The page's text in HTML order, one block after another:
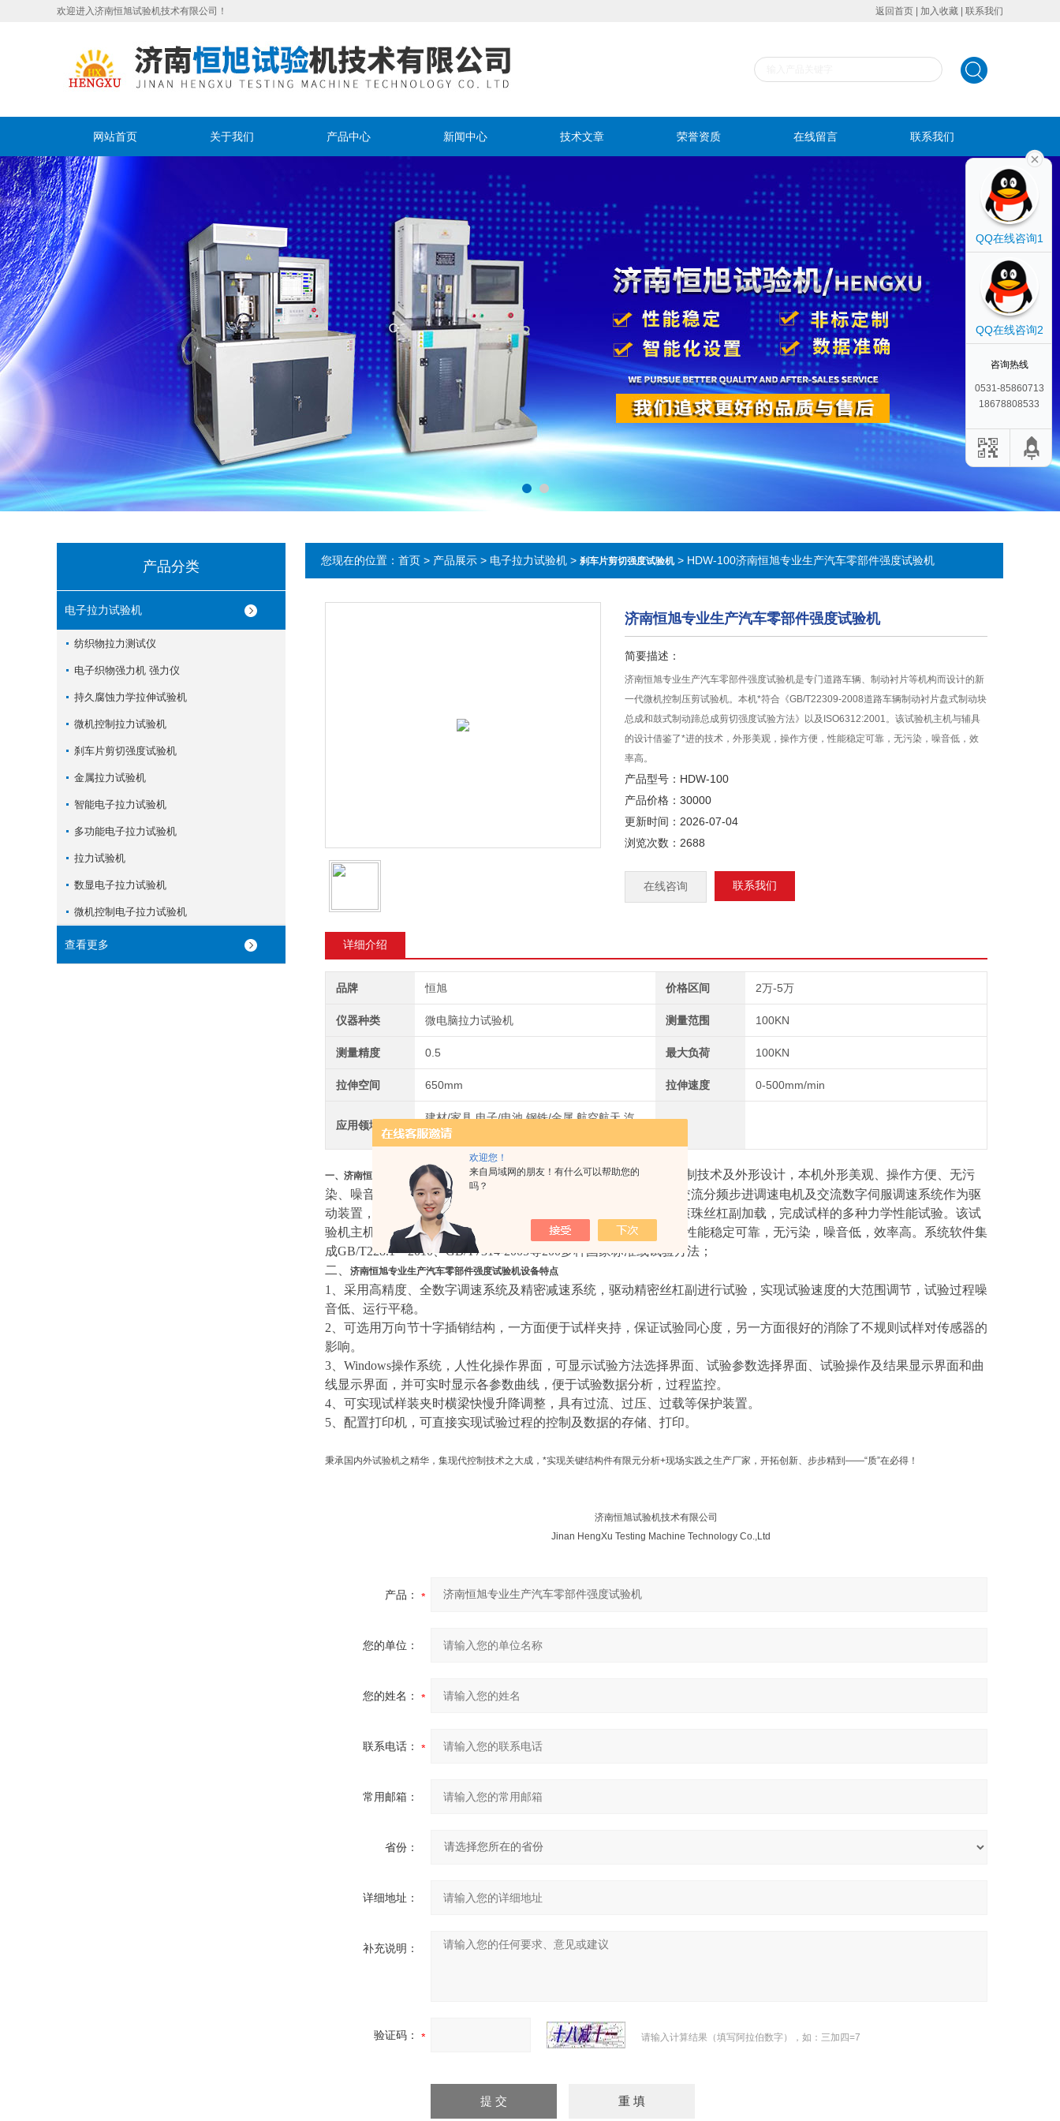
欢迎您！
来自局域网的朋友！有什么可以帮助您的
吗？
欢迎进入济南恒旭试验机技术有限公司！ 返回首页 加入收藏 联系我们
网站首页 关于我们 产品中心 新闻中心 技术文章 荣誉资质 在线留言 联系我们
产品分类
电子拉力试验机
纺织物拉力测试仪
电子织物强力机 强力仪
持久腐蚀力学拉伸试验机
微机控制拉力试验机
刹车片剪切强度试验机
金属拉力试验机
智能电子拉力试验机
多功能电子拉力试验机
拉力试验机
数显电子拉力试验机
微机控制电子拉力试验机
查看更多
您现在的位置： 首页 > 产品展示 > 电子拉力试验机 > 刹车片剪切强度试验机> HDW-100济南恒旭专业生产汽车零部件强度试验机
济南恒旭专业生产汽车零部件强度试验机
简要描述：
济南恒旭专业生产汽车零部件强度试验机是专门道路车辆、制动衬片等机构而设计的新
一代微机控制压剪试验机。本机*符合《GB/T22309-2008道路车辆制动衬片盘式制动块
总成和鼓式制动蹄总成剪切强度试验方法》以及ISO6312:2001。该试验机主机与辅具
的设计借鉴了*进的技术，外形美观，操作方便，性能稳定可靠，无污染，噪音低，效
率高。
产品型号：HDW-100
产品价格：30000
更新时间：2026-07-04
浏览次数：2688
在线咨询 联系我们
详细介绍
品牌 恒旭 价格区间 2万-5万
仪器种类 微电脑拉力试验机 测量范围 100KN
测量精度 0.5 最大负荷 100KN
拉伸空间 650mm 拉伸速度 0-500mm/min
应用领域
建材/家具,电子/电池,钢铁/金属,航空航天,汽
车及零部件
一、 济南恒旭专业生产汽车零部件强度试验机的设计融汇了*进试验设备的控制技术及外形设计，本机外形美观、操作方便、无污
染、噪音低，性能稳定可靠，具有比较宽的调速范围。该机采用交流分频步进调速电机及交流数字伺服调速系统作为驱
动装置，经圆弧同步带及圆弧同步带轮减速系统减速后带动精密滚珠丝杠副加载，完成试样的多种力学性能试验。该试
验机主机与辅具的设计借鉴了*进的技术，外形美观，操作方便，性能稳定可靠，无污染，噪音低，效率高。 系统软件集
成GB/T228.1－2010、GB/T7314-2005等200多种国家标准或试验方法；
二、
济南恒旭专业生产汽车零部件强度试验机设备特点
1、采用高精度、全数字调速系统及精密减速系统，驱动精密丝杠副进行试验，实现试验速度的大范围调节，试验过程噪
音低、运行平稳。
2、可选用万向节十字插销结构，一方面便于试样夹持，保证试验同心度，另一方面很好的消除了不规则试样对传感器的
影响。
3、Windows操作系统，人性化操作界面，可显示试验方法选择界面、试验参数选择界面、试验操作及结果显示界面和曲
线显示界面，并可实时显示各参数曲线，便于试验数据分析，过程监控。
4、可实现试样装夹时横梁快慢升降调整，具有过流、过压、过载等保护装置。
5、配置打印机，可直接实现试验过程的控制及数据的存储、打印。
秉承国内外试验机之精华，集现代控制技术之大成，*实现关键结构件有限元分析+现场实践之生产厂家，开拓创新、步步精到——“质”在必得！
济南恒旭试验机技术有限公司
Jinan HengXu Testing Machine Technology Co.,Ltd
产品：
您的单位：
您的姓名：
联系电话：
常用邮箱：
省份：
详细地址：
补充说明：
验证码： 请输入计算结果（填写阿拉伯数字），如：三加四=7
QQ在线咨询1
QQ在线咨询2
咨询热线
0531-85860713
18678808533